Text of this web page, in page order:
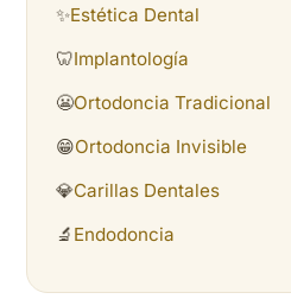
✨Estética Dental
🦷Implantología
😬Ortodoncia Tradicional
😁Ortodoncia Invisible
💎Carillas Dentales
🔬 Endodoncia